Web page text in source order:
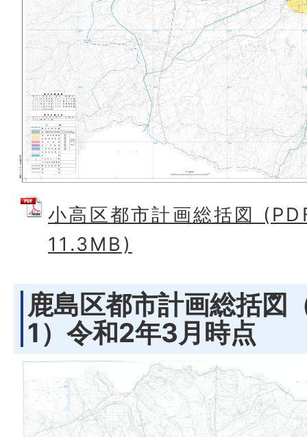
小高区都市計画総括図
11.3MB)
鹿島区都市計画総括図
1）令和2年3月時点